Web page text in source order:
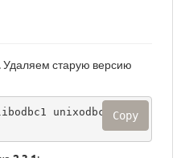
. Удаляем старую версию
unixodbc unixo
Copy